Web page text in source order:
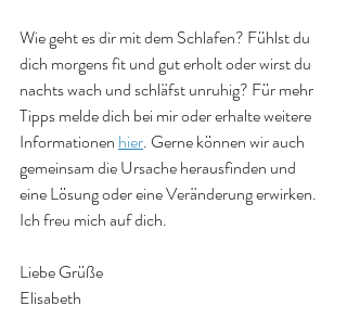
Wie geht es dir mit dem Schlafen? Fühlst du
dich morgens fit und gut erholt oder wirst du
nachts wach und schläfst unruhig? Für mehr
Tipps melde dich bei mir oder erhalte weitere
Informationen hier. Gerne können wir auch
gemeinsam die Ursache herausfinden und
eine Lösung oder eine Veränderung erwirken.
Ich freu mich auf dich.
Liebe Grüße
Elisabeth